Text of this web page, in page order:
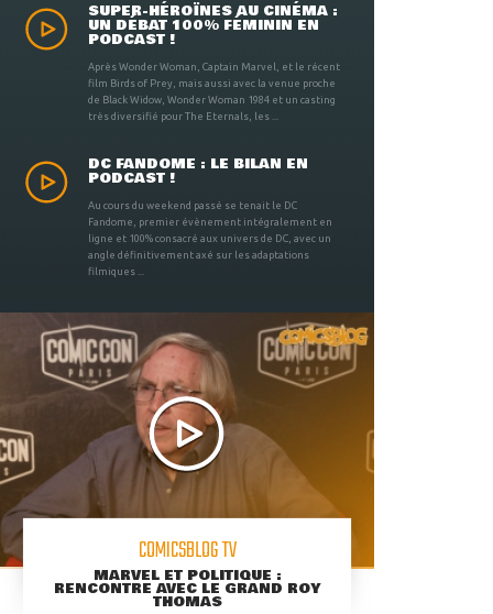
SUPER-HÉROÏNES AU CINÉMA :
UN DÉBAT 100% FÉMININ EN
PODCAST !
Après Wonder Woman, Captain Marvel, et le récent
film Birds of Prey, mais aussi avec la venue proche
de Black Widow, Wonder Woman 1984 et un casting
très diversifié pour The Eternals, les ...
DC FANDOME : LE BILAN EN
PODCAST !
Au cours du weekend passé se tenait le DC
Fandome, premier évènement intégralement en
ligne et 100% consacré aux univers de DC, avec un
angle définitivement axé sur les adaptations
filmiques ...
COMICSBLOG TV
MARVEL ET POLITIQUE :
RENCONTRE AVEC LE GRAND ROY
THOMAS